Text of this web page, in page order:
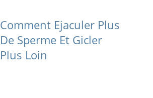
Comment Ejaculer Plus
De Sperme Et Gicler
Plus Loin